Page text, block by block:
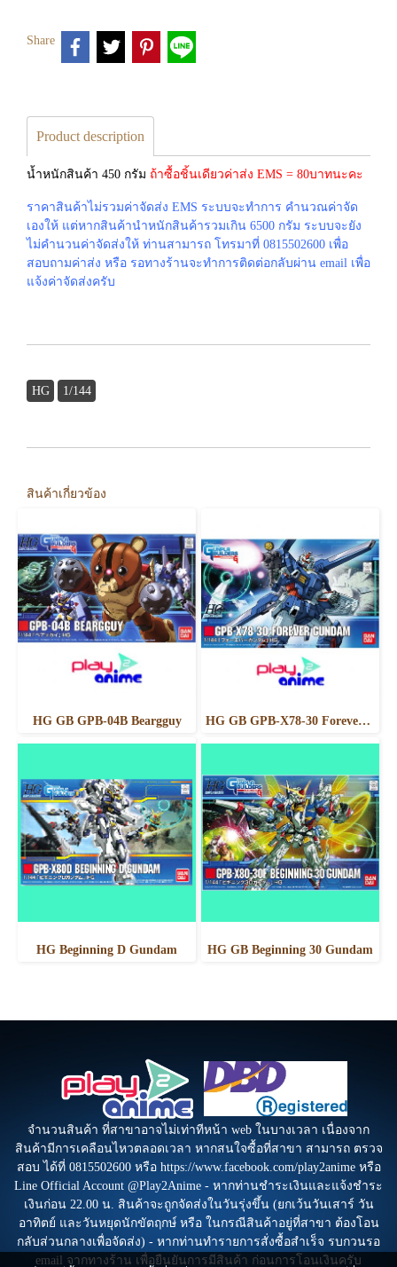
Share
Product description
น้ำหนักสินค้า 450 กรัม ถ้าซื้อชิ้นเดียวค่าส่ง EMS = 80บาทนะคะ
ราคาสินค้าไม่รวมค่าจัดส่ง EMS ระบบจะทำการ คำนวณค่าจัด
เองให้ แต่หากสินค้านำหนักสินค้ารวมเกิน 6500 กรัม ระบบจะยัง
ไม่คำนวนค่าจัดส่งให้ ท่านสามารถ โทรมาที่ 0815502600 เพื่อ
สอบถามค่าส่ง หรือ รอทางร้านจะทำการติดต่อกลับผ่าน email เพื่อ
แจ้งค่าจัดส่งครับ
HG 1/144
สินค้าเกี่ยวข้อง
HG GB GPB-04B Beargguy HG GB GPB-X78-30 Forever Gundam
HG Beginning D Gundam HG GB Beginning 30 Gundam
จำนวนสินค้า ที่สาขาอาจไม่เท่าทีหน้า web ในบางเวลา เนื่องจาก
สินค้ามีการเคลือนไหวตลอดเวลา หากสนใจซื้อที่สาขา สามารถ ตรวจ
สอบ ได้ที่ 0815502600 หรือ https://www.facebook.com/play2anime หรือ
Line Official Account @Play2Anime - หากท่านชำระเงินและแจ้งชำระ
เงินก่อน 22.00 น. สินค้าจะถูกจัดส่งในวันรุ่งขึ้น (ยกเว้นวันเสาร์ วัน
อาทิตย์ และวันหยุดนักขัตฤกษ์ หรือ ในกรณีสินค้าอยู่ที่สาขา ต้องโอน
กลับส่วนกลางเพื่อจัดส่ง) - หากท่านทำรายการสั่งซื้อสำเร็จ รบกวนรอ
email จากทางร้าน เพื่อยืนยันการมีสินค้า ก่อนการโอนเงินครับ